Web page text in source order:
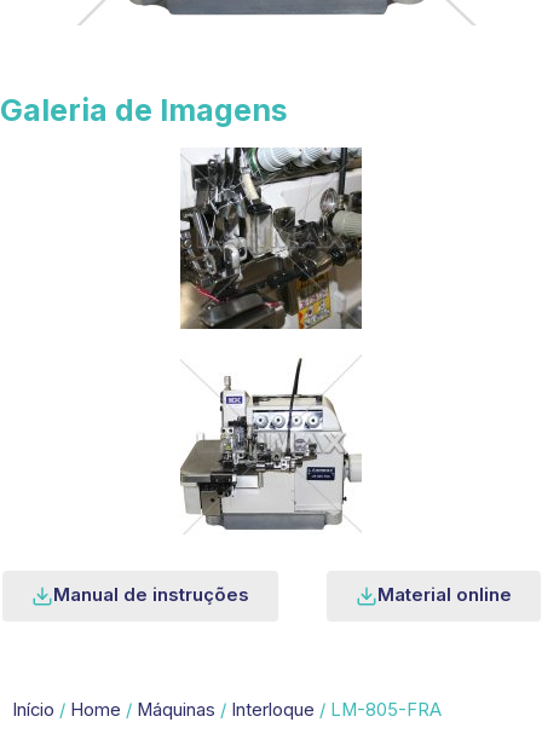
Galeria de Imagens
Manual de instruções Material online
Início / Home / Máquinas / Interloque / LM-805-FRA